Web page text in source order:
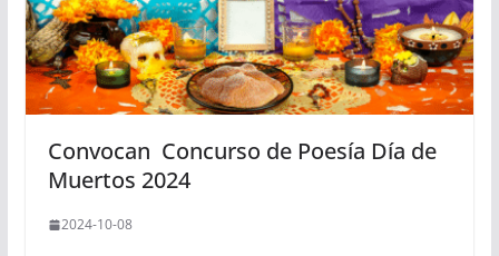
Convocan Concurso de Poesía Día de
Muertos 2024
2024-10-08